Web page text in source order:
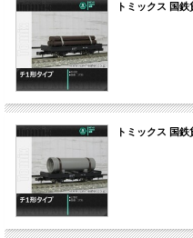
トミックス 国
トミックス 国